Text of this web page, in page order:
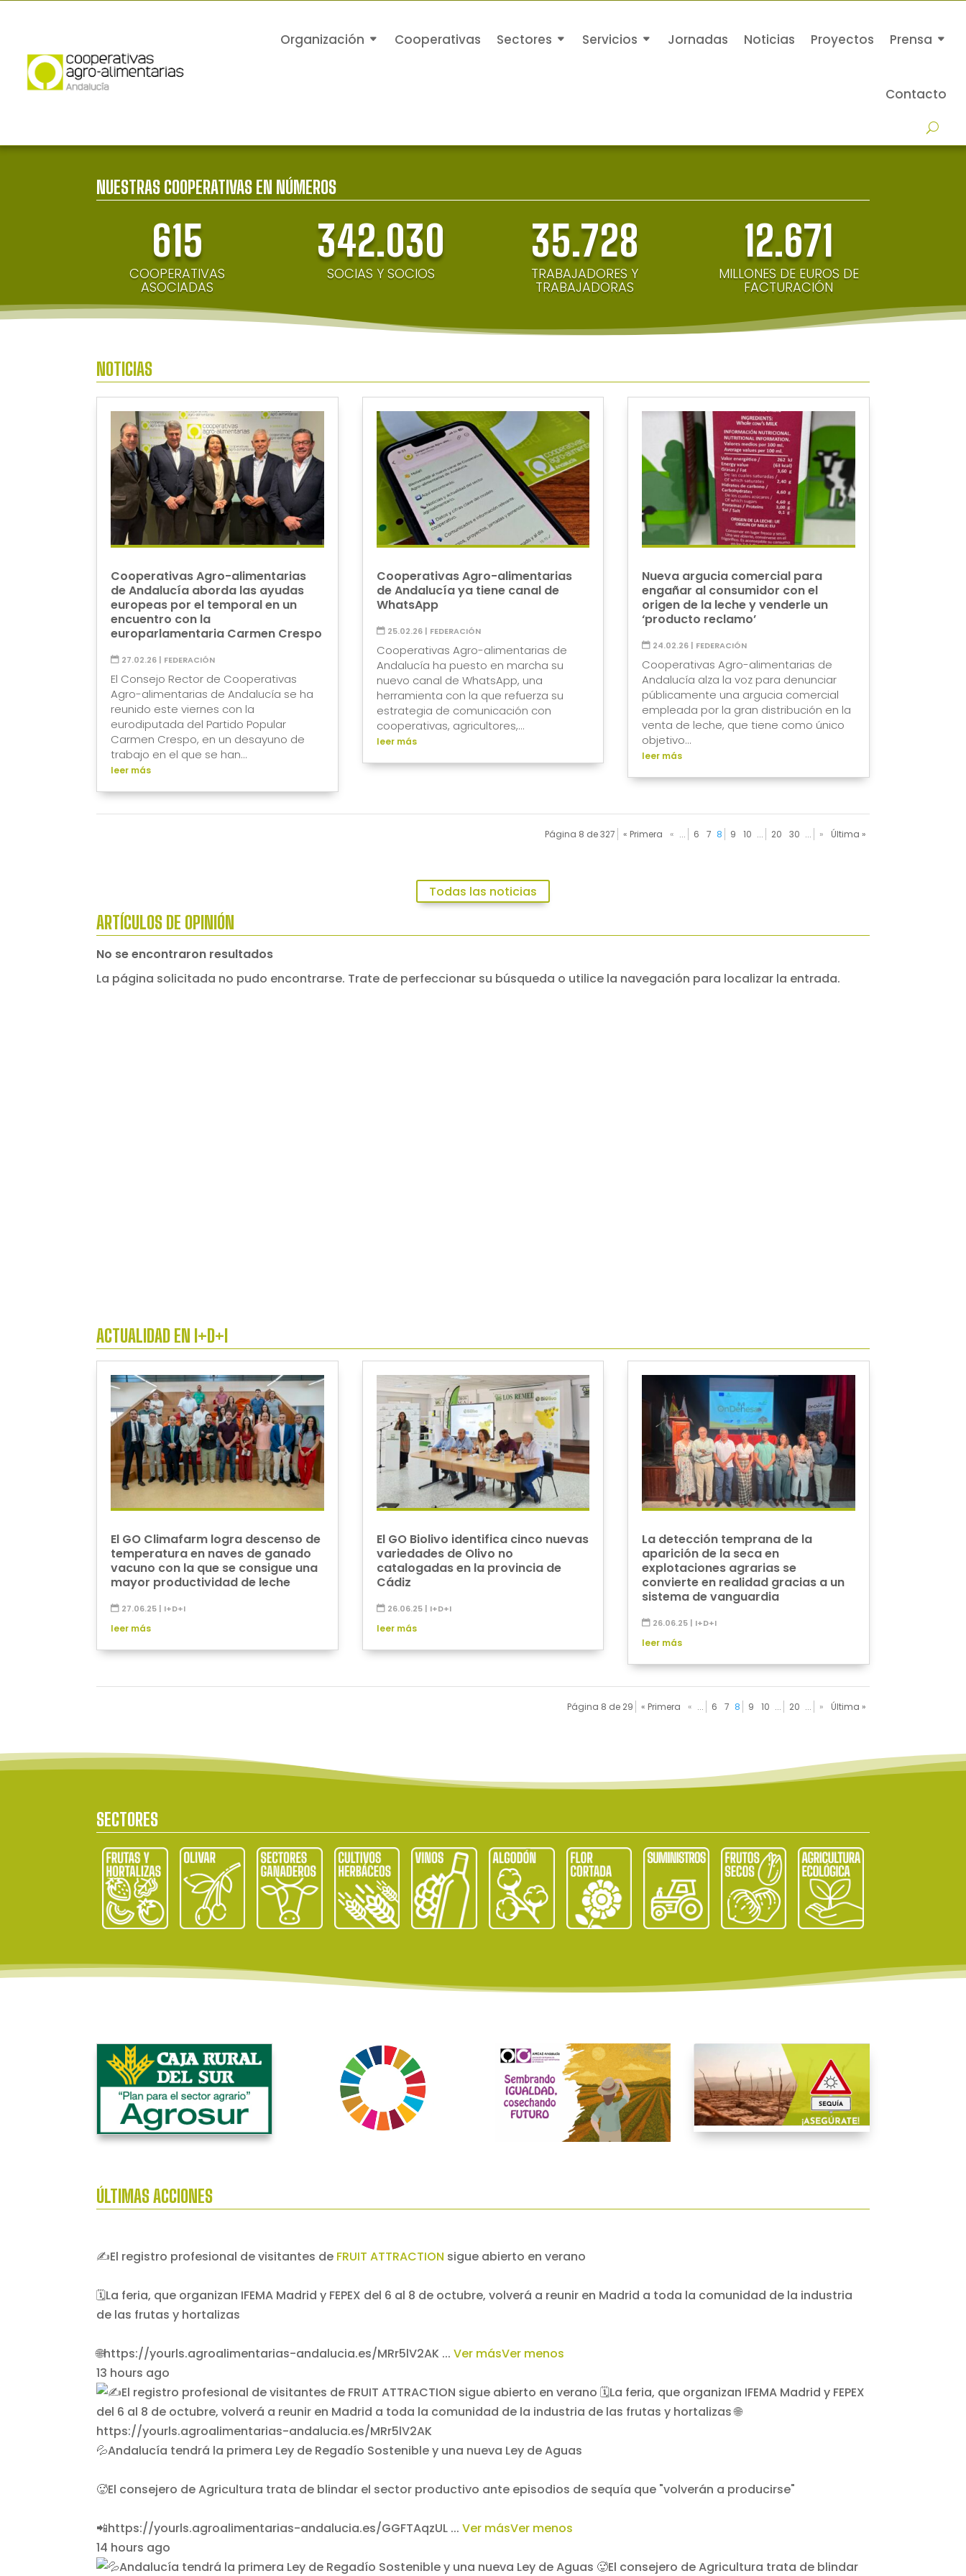
Organización Cooperativas Sectores Servicios Jornadas Noticias Proyectos Prensa
Contacto
NUESTRAS COOPERATIVAS EN NÚMEROS
615
COOPERATIVAS
ASOCIADAS
342.030
SOCIAS Y SOCIOS
35.728
TRABAJADORES Y
TRABAJADORAS
12.671
MILLONES DE EUROS DE
FACTURACIÓN
NOTICIAS
Cooperativas Agro-alimentarias
de Andalucía aborda las ayudas
europeas por el temporal en un
encuentro con la
europarlamentaria Carmen Crespo
27.02.26 | FEDERACIÓN
El Consejo Rector de Cooperativas
Agro-alimentarias de Andalucía se ha
reunido este viernes con la
eurodiputada del Partido Popular
Carmen Crespo, en un desayuno de
trabajo en el que se han...
leer más
Cooperativas Agro-alimentarias
de Andalucía ya tiene canal de
WhatsApp
25.02.26| FEDERACIÓN
Cooperativas Agro-alimentarias de
Andalucía ha puesto en marcha su
nuevo canal de WhatsApp, una
herramienta con la que refuerza su
estrategia de comunicación con
cooperativas, agricultores,...
leer más
Nueva argucia comercial para
engañar al consumidor con el
origen de la leche y venderle un
‘producto reclamo’
24.02.26| FEDERACIÓN
Cooperativas Agro-alimentarias de
Andalucía alza la voz para denunciar
públicamente una argucia comercial
empleada por la gran distribución en la
venta de leche, que tiene como único
objetivo...
leer más
Página 8 de 327 « Primera « ... 6 7 8 9 10 ... 20 30 ... » Última »
Todas las noticias
ARTÍCULOS DE OPINIÓN
No se encontraron resultados
La página solicitada no pudo encontrarse. Trate de perfeccionar su búsqueda o utilice la navegación para localizar la entrada.
ACTUALIDAD EN I+D+I
El GO Climafarm logra descenso de
temperatura en naves de ganado
vacuno con la que se consigue una
mayor productividad de leche
27.06.25 | I+D+I
leer más
El GO Biolivo identifica cinco nuevas
variedades de Olivo no
catalogadas en la provincia de
Cádiz
26.06.25| I+D+I
leer más
La detección temprana de la
aparición de la seca en
explotaciones agrarias se
convierte en realidad gracias a un
sistema de vanguardia
26.06.25| I+D+I
leer más
Página 8 de 29 « Primera « ... 6 7 8 9 10 ... 20 ... » Última »
SECTORES
ÚLTIMAS ACCIONES
✍️El registro profesional de visitantes de FRUIT ATTRACTION sigue abierto en verano
🗓️La feria, que organizan IFEMA Madrid y FEPEX del 6 al 8 de octubre, volverá a reunir en Madrid a toda la comunidad de la industria
de las frutas y hortalizas
🌐https://yourls.agroalimentarias-andalucia.es/MRr5lV2AK ...Ver másVer menos
13 hours ago
💦Andalucía tendrá la primera Ley de Regadío Sostenible y una nueva Ley de Aguas
🥵El consejero de Agricultura trata de blindar el sector productivo ante episodios de sequía que "volverán a producirse"
📲https://yourls.agroalimentarias-andalucia.es/GGFTAqzUL ...Ver másVer menos
14 hours ago